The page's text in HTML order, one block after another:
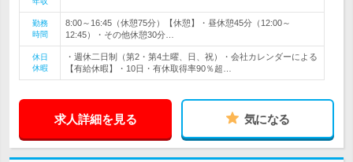
勤務
時間
8:00～16:45（休憩75分）【休憩】・昼休憩45分（12:00～
12:45）・その他休憩30分…
休日
休暇
・週休二日制（第2・第4土曜、日、祝）・会社カレンダーによる
【有給休暇】・10日・有休取得率90％超…
求人詳細を見る 気になる